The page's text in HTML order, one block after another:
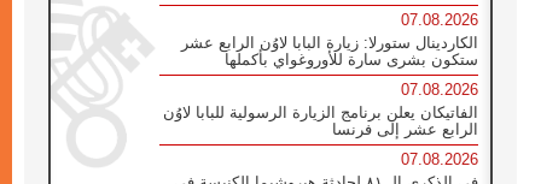
07.08.2026
الكاردينال ستورلا: زيارة البابا لاوُن الرابع عشر
ستكون بشرى سارة للأوروغواي بأكملها
07.08.2026
الفاتيكان يعلن برنامج الزيارة الرسولية للبابا لاوُن
الرابع عشر إلى فرنسا
07.08.2026